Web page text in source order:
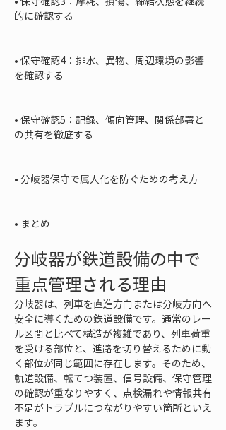
的に確認する
• 保守確認4：排水、異物、周辺環境の影響
を確認する
• 保守確認5：記録、傾向管理、関係部署と
の共有を徹底する
• 分岐器保守で属人化を防ぐための考え方
• まとめ
分岐器が鉄道設備の中で
重点管理される理由
分岐器は、列車を直進方向または分岐方向へ
安全に導くための鉄道設備です。通常のレー
ル区間と比べて構造が複雑であり、列車荷重
を受ける部位と、進路を切り替えるために動
く部位が同じ範囲に存在します。そのため、
軌道設備、転てつ装置、信号設備、保守管理
の確認が重なりやすく、点検漏れや情報共有
不足がトラブルにつながりやすい箇所といえ
ます。